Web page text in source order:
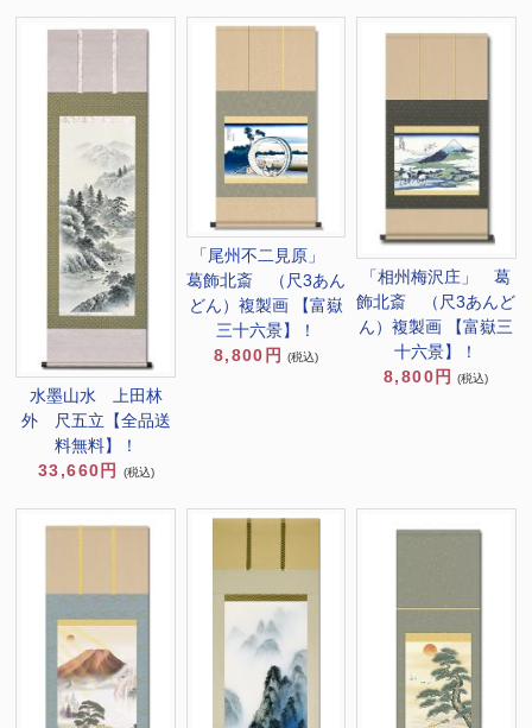
水墨山水 上田林
外 尺五立【全品送
料無料】！
33,660円
(税込)
「尾州不二見原」
葛飾北斎 （尺3あん
どん）複製画 【富嶽
三十六景】！
8,800円
(税込)
「相州梅沢庄」 葛
飾北斎 （尺3あんど
ん）複製画 【富嶽三
十六景】！
8,800円
(税込)